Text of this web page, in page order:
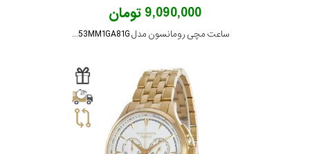
9,090,000 تومان
ساعت مچی رومانسون مدل NM9553MM1GA81G